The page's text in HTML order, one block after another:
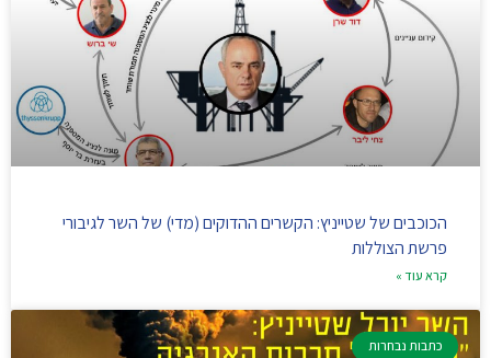
הכוכבים של שטייניץ: הקשרים ההדוקים (מדי) של השר לגיבורי
פרשת הצוללות
קרא עוד »
כתבות נבחרות